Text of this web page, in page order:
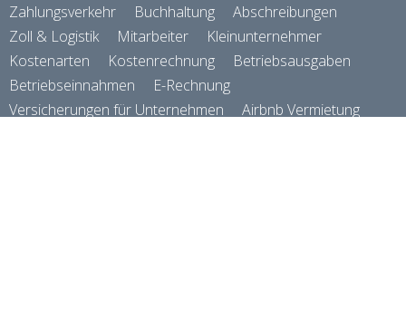
Zahlungsverkehr
Buchhaltung
Abschreibungen
Zoll & Logistik
Mitarbeiter
Kleinunternehmer
Kostenarten
Kostenrechnung
Betriebsausgaben
Betriebseinnahmen
E-Rechnung
Versicherungen für Unternehmen
Airbnb Vermietung